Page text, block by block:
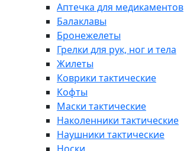
Аптечка для медикаментов
Балаклавы
Бронежелеты
Грелки для рук, ног и тела
Жилеты
Коврики тактические
Кофты
Маски тактические
Наколенники тактические
Наушники тактические